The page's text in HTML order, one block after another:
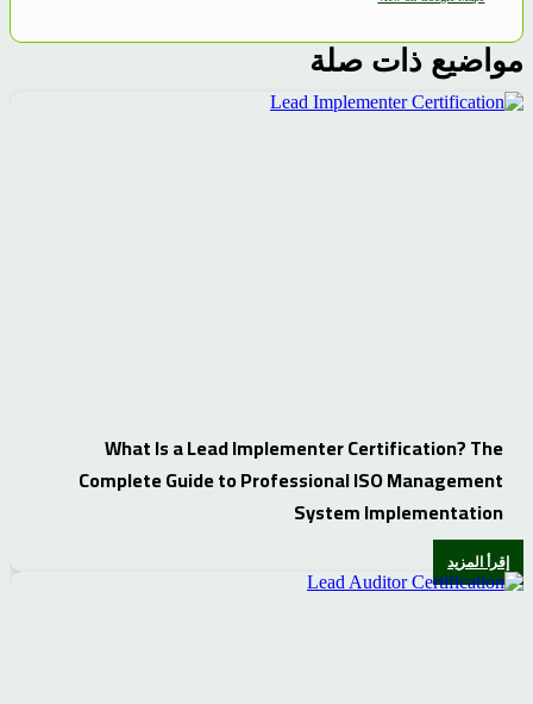
مواضيع ذات صلة
What Is a Lead Implementer Certification? The
Complete Guide to Professional ISO Management
System Implementation
إقرأ المزيد